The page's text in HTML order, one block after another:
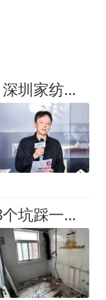
以设计为梭，织就理想人居|深圳家纺家居展「织·境」全案软装设计大赛正式启动
老房翻新千万别先动工，这8个坑踩一个后悔十年